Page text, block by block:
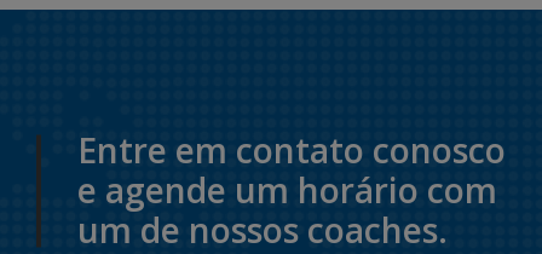
Entre em contato conosco
e agende um horário com
um de nossos coaches.